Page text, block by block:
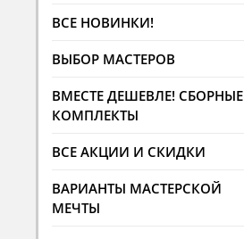
ВСЕ НОВИНКИ!
ВЫБОР МАСТЕРОВ
ВМЕСТЕ ДЕШЕВЛЕ! СБОРНЫЕ
КОМПЛЕКТЫ
ВСЕ АКЦИИ И СКИДКИ
ВАРИАНТЫ МАСТЕРСКОЙ
МЕЧТЫ